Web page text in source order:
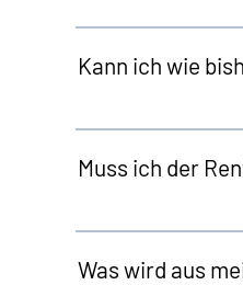
Kann ich wie
Muss ich der
Was wird aus